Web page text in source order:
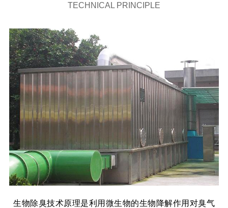
TECHNICAL PRINCIPLE
生物除臭技术原理是利用微生物的生物降解作用对臭气